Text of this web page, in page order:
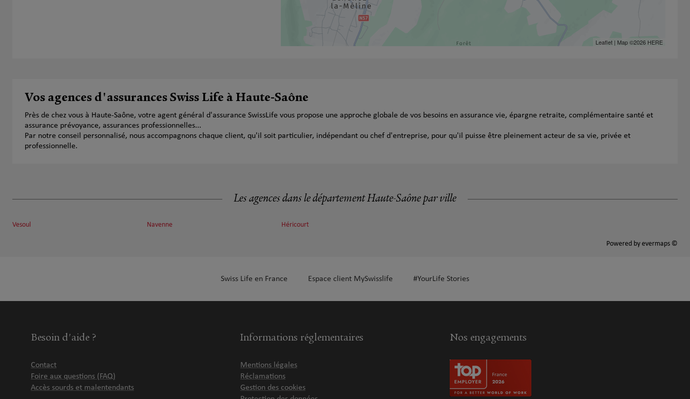
Leaflet| Map ©2026 HERE
Vos agences d'assurances Swiss Life à Haute-Saône
Près de chez vous à Haute-Saône, votre agent général d'assurance SwissLife vous propose une approche globale de vos besoins en assurance vie, épargne retraite, complémentaire santé et
assurance prévoyance, assurances professionnelles...
Par notre conseil personnalisé, nous accompagnons chaque client, qu'il soit particulier, indépendant ou chef d'entreprise, pour qu'il puisse être pleinement acteur de sa vie, privée et
professionnelle.
Les agences dans le département Haute-Saône par ville
Vesoul Navenne Héricourt
Powered by evermaps ©
Swiss Life en France Espace client MySwisslife #YourLife Stories
Besoin d'aide ?
Contact
Foire aux questions (FAQ)
Accès sourds et malentendants
Informations réglementaires
Mentions légales
Réclamations
Gestion des cookies
Nos engagements